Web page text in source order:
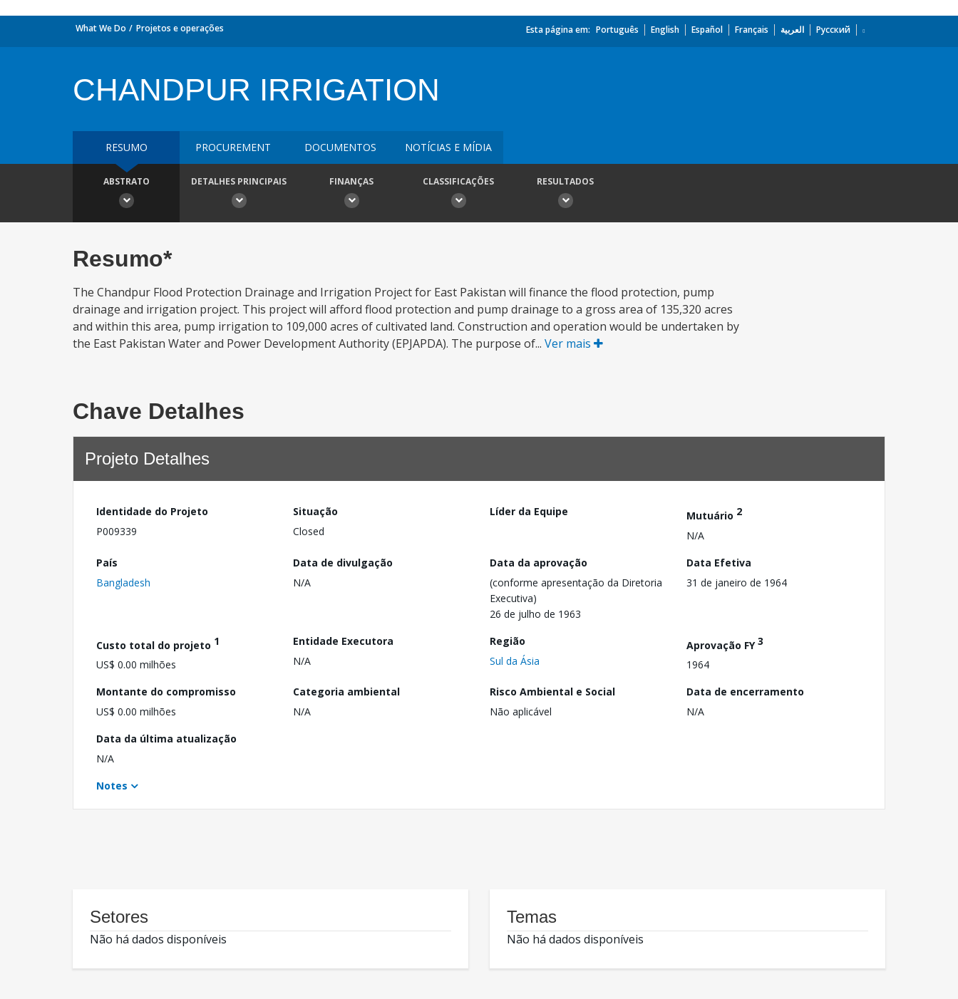
What We Do Projetos e operações Esta página em: Português English Español Français العربية Русский
CHANDPUR IRRIGATION
RESUMO PROCUREMENT DOCUMENTOS NOTÍCIAS E MÍDIA
ABSTRATO DETALHES PRINCIPAIS FINANÇAS CLASSIFICAÇÕES RESULTADOS
Resumo*
The Chandpur Flood Protection Drainage and Irrigation Project for East Pakistan will finance the flood protection, pump
drainage and irrigation project. This project will afford flood protection and pump drainage to a gross area of 135,320 acres
and within this area, pump irrigation to 109,000 acres of cultivated land. Construction and operation would be undertaken by
the East Pakistan Water and Power Development Authority (EPJAPDA). The purpose of... Ver mais
Chave Detalhes
Projeto Detalhes
Identidade do Projeto
P009339
Situação
Closed
Líder da Equipe Mutuário 2
N/A
País
Bangladesh
Data de divulgação
N/A
Data da aprovação
(conforme apresentação da Diretoria
Executiva)
26 de julho de 1963
Data Efetiva
31 de janeiro de 1964
Custo total do projeto 1
US$ 0.00 milhões
Entidade Executora
N/A
Região
Sul da Ásia
Aprovação FY3
1964
Montante do compromisso
US$ 0.00 milhões
Categoria ambiental
N/A
Risco Ambiental e Social
Não aplicável
Data de encerramento
N/A
Data da última atualização
N/A
Notes
Setores
Não há dados disponíveis
Temas
Não há dados disponíveis